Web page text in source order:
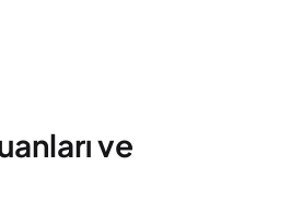
ve